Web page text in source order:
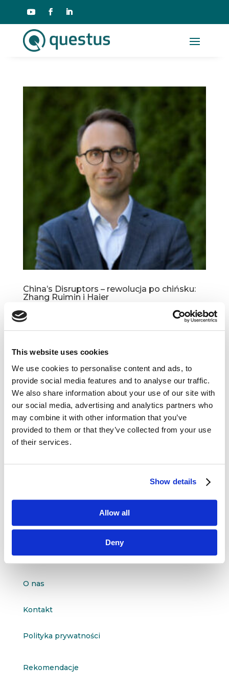
This website uses cookies
We use cookies to personalise content and ads, to
provide social media features and to analyse our traffic.
We also share information about your use of our site with
our social media, advertising and analytics partners who
may combine it with other information that you’ve
provided to them or that they’ve collected from your use
of their services.
Show details
Allow all
Deny
China’s Disruptors – rewolucja po chińsku:
Zhang Ruimin i Haier
Chińska gospodarka może kojarzyć nam się
towarów o wątpliwej jakości, obdarzonych
obowiązkowym stemplem „Made in China”.
To tylko jedna – i, jak udowadnia Edward Tse –
powierzchowna część obrazu...
Dane kontaktowe
ul. Organizacji WiN 83/7
 601 098 038
questus@questus.pl
O nas
Kontakt
Polityka prywatności
Rekomendacje